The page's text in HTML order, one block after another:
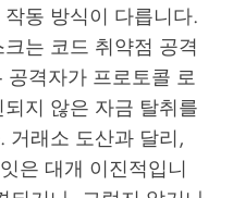
동 방식이 다릅니다.
는 코드 취약점 공격
격자가 프로토콜 로
지 않은 자금 탈취를
거래소 도산과 달리,
은 대개 이진적입니